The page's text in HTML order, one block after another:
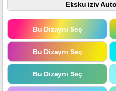
Ekskuliziv
Bu Dizaynı Seç
Bu Dizaynı Seç
Bu Dizaynı Seç